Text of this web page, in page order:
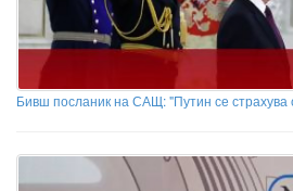
Бивш посланик на САЩ: "Путин се страхува